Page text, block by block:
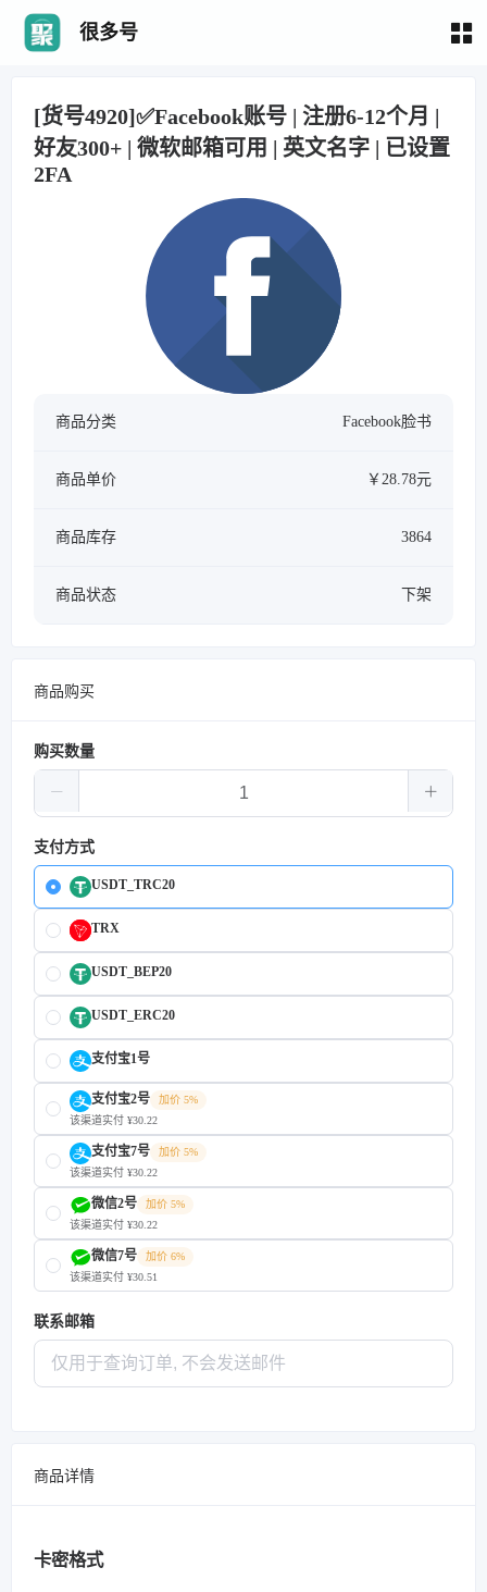
很多号
[货号4920]✅Facebook账号 | 注册6-12个月 |
好友300+ | 微软邮箱可用 | 英文名字 | 已设置
2FA
商品分类 Facebook脸书
商品单价 ￥28.78元
商品库存 3864
商品状态 下架
商品购买
购买数量
支付方式
USDT_TRC20
TRX
USDT_BEP20
USDT_ERC20
支付宝1号
支付宝2号
加价 5%
该渠道实付 ¥30.22
支付宝7号
加价 5%
该渠道实付 ¥30.22
微信2号
加价 5%
该渠道实付 ¥30.22
微信7号
加价 6%
该渠道实付 ¥30.51
联系邮箱
商品详情
卡密格式